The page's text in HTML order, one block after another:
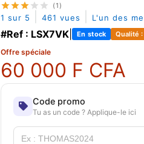
(1)
1 sur 5 461 vues L'un des
#Ref : LSX7VK En stock Qualité
Offre spéciale
60 000 F CFA
Code promo
Tu as un code ? Applique-le ici